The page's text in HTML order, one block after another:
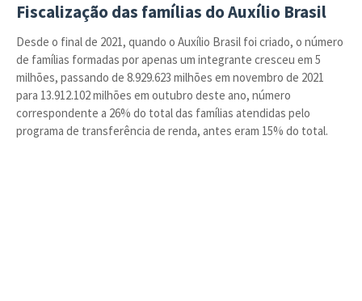
Fiscalização das famílias do Auxílio Brasil
Desde o final de 2021, quando o Auxílio Brasil foi criado, o número
de famílias formadas por apenas um integrante cresceu em 5
milhões, passando de 8.929.623 milhões em novembro de 2021
para 13.912.102 milhões em outubro deste ano, número
correspondente a 26% do total das famílias atendidas pelo
programa de transferência de renda, antes eram 15% do total.